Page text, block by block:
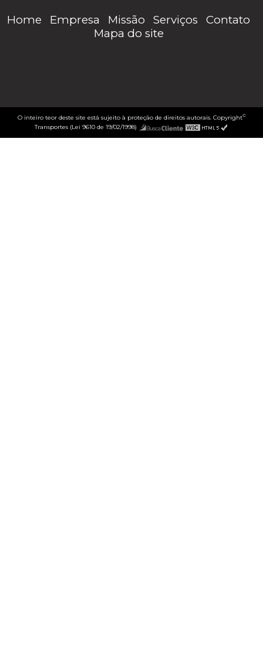
Home Empresa Missão Serviços
Contato
Mapa do site
O inteiro teor deste site está sujeito à proteção de direitos autorais. Copyright©
Transportes (Lei 9610 de 19/02/1998)